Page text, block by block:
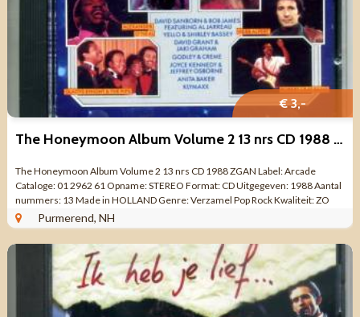
€ 3,-
The Honeymoon Album Volume 2 13 nrs CD 1988 ZGAN
The Honeymoon Album Volume 2 13 nrs CD 1988 ZGAN Label: Arcade
Cataloge: 01 2962 61 Opname: STEREO Format: CD Uitgegeven: 1988 Aantal
nummers: 13 Made in HOLLAND Genre: Verzamel Pop Rock Kwaliteit: ZO
GOED ALS NIEUW Tracklist ...
Purmerend, NH